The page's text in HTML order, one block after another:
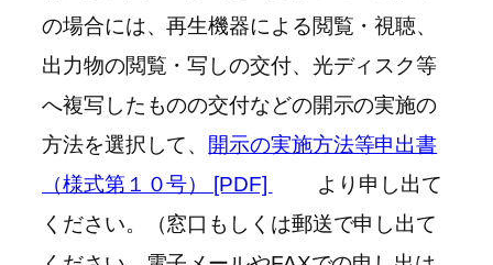
の場合には、再生機器による閲覧・視聴、
出力物の閲覧・写しの交付、光ディスク等
へ複写したものの交付などの開示の実施の
方法を選択して、 開示の実施方法等申出書
（様式第１０号） [PDF]
より申し出て
ください。（窓口もしくは郵送で申し出て